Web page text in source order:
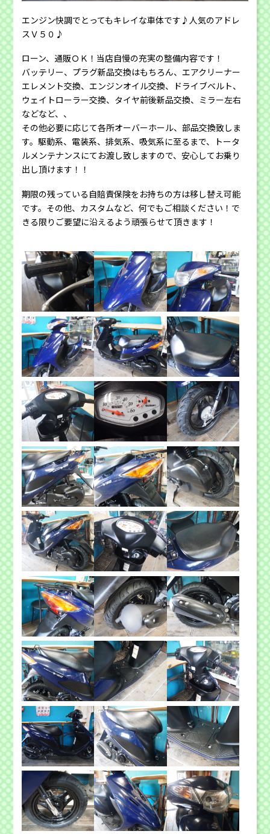
エンジン快調でとってもキレイな車体です♪人気のアドレ
スＶ５０♪
ローン、通販ＯＫ！当店自慢の充実の整備内容です！
バッテリー、プラグ新品交換はもちろん、エアクリーナー
エレメント交換、エンジンオイル交換、ドライブベルト、
ウェイトローラー交換、タイヤ前後新品交換、ミラー左右
などなど、、
その他必要に応じて各所オーバーホール、部品交換致しま
す。駆動系、電装系、排気系、吸気系に至るまで、トータ
ルメンテナンスにてお渡し致しますので、安心してお乗り
出し頂けます！！
期限の残っている自賠責保険をお持ちの方は移し替え可能
です。その他、カスタムなど、何でもご相談ください！で
きる限りご要望に沿えるよう頑張らせて頂きます！